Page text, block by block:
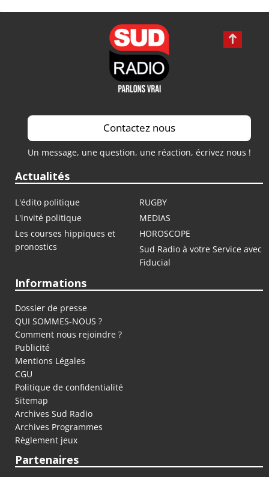
Contactez nous
Un message, une question, une réaction, écrivez nous !
Actualités
L'édito politique
RUGBY
L'invité politique
MEDIAS
Les courses hippiques et
pronostics
HOROSCOPE
Sud Radio à votre Service avec
Fiducial
Informations
Dossier de presse
QUI SOMMES-NOUS ?
Comment nous rejoindre ?
Publicité
Mentions Légales
CGU
Politique de confidentialité
Sitemap
Archives Sud Radio
Archives Programmes
Règlement jeux
Partenaires